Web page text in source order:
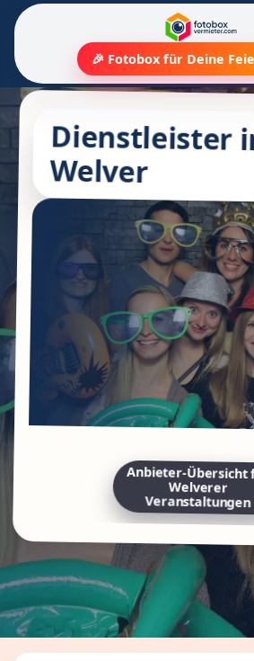
🎉 Fotobox für Deine
Dienstleister
Welver
Anbieter-Übersicht
Welverer
Veranstaltungen